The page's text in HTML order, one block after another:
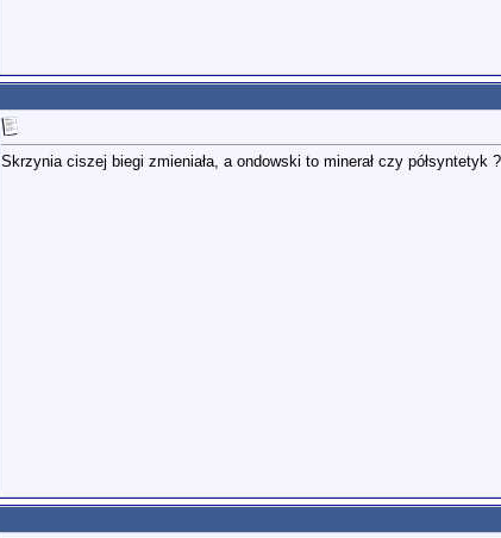
Skrzynia ciszej biegi zmieniała, a ondowski to minerał czy półsyntetyk ?